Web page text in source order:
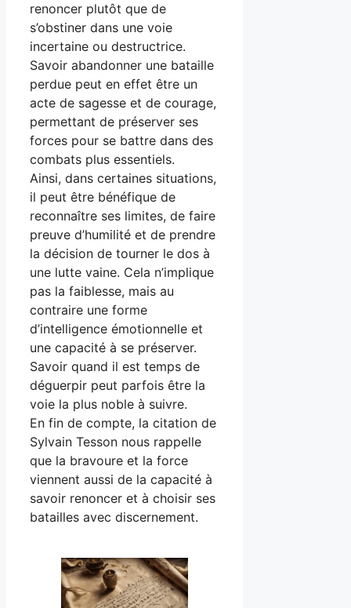
renoncer plutôt que de
s’obstiner dans une voie
incertaine ou destructrice.
Savoir abandonner une bataille
perdue peut en effet être un
acte de sagesse et de courage,
permettant de préserver ses
forces pour se battre dans des
combats plus essentiels.
Ainsi, dans certaines situations,
il peut être bénéfique de
reconnaître ses limites, de faire
preuve d’humilité et de prendre
la décision de tourner le dos à
une lutte vaine. Cela n’implique
pas la faiblesse, mais au
contraire une forme
d’intelligence émotionnelle et
une capacité à se préserver.
Savoir quand il est temps de
déguerpir peut parfois être la
voie la plus noble à suivre.
En fin de compte, la citation de
Sylvain Tesson nous rappelle
que la bravoure et la force
viennent aussi de la capacité à
savoir renoncer et à choisir ses
batailles avec discernement.